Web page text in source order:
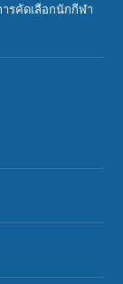
รคัดเลือกนักกีฬา